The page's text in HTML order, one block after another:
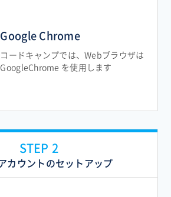
Google Chrome
コードキャンプでは、Webブラウザは
GoogleChrome を使用します
カウントのセットアップ